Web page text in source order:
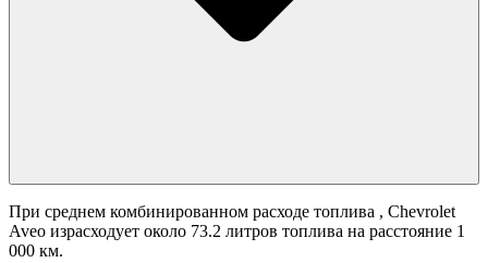
При среднем комбинированном расходе топлива , Chevrolet
Aveo израсходует около 73.2 литров топлива на расстояние 1
000 км.